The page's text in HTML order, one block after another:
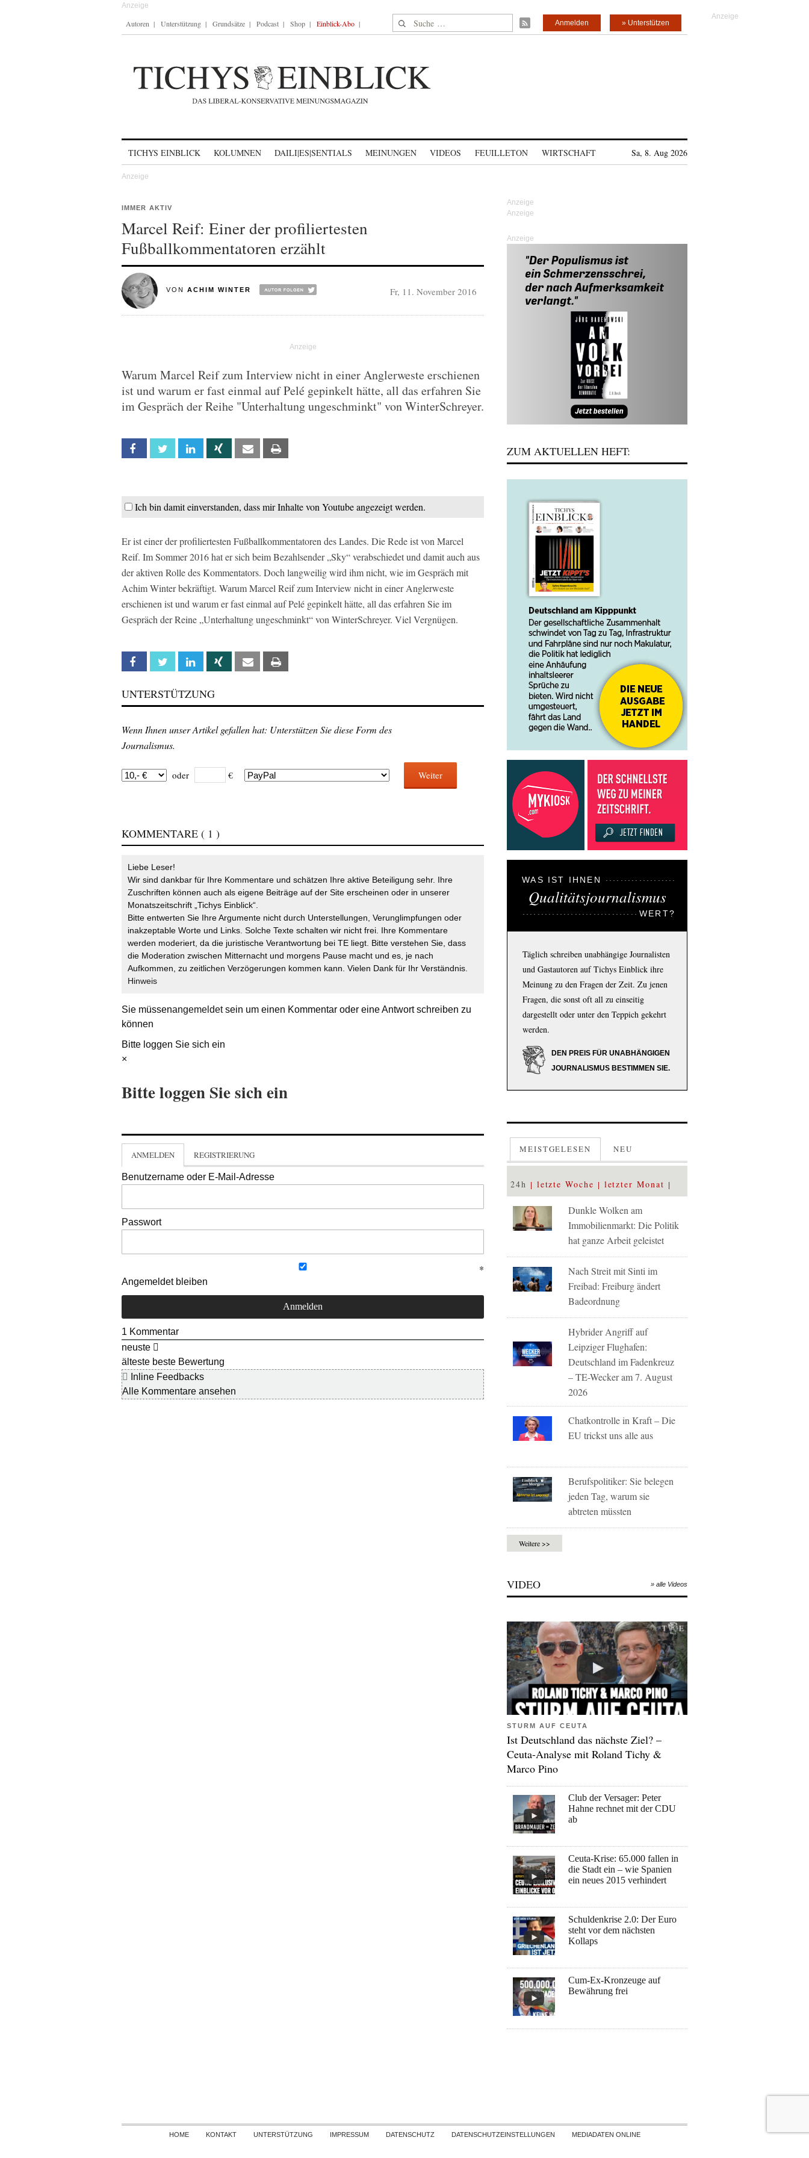
Autoren Unterstützung Grundsätze Podcast Shop Einblick-Abo Suche nach: » Unterstützen
Anmelden
TICHYS EINBLICK KOLUMNEN DAILI|ES|SENTIALS MEINUNGEN VIDEOS FEUILLETON WIRTSCHAFT Sa, 8. Aug 2026
IMMER AKTIV
Marcel Reif: Einer der profiliertesten
Fußballkommentatoren erzählt
VON ACHIM WINTER Fr, 11. November 2016
Warum Marcel Reif zum Interview nicht in einer Anglerweste erschienen
ist und warum er fast einmal auf Pelé gepinkelt hätte, all das erfahren Sie
im Gespräch der Reihe "Unterhaltung ungeschminkt" von WinterSchreyer.
Facebook Twitter Linkedin Xing Email
Ich bin damit einverstanden, dass mir Inhalte von Youtube angezeigt werden.
Er ist einer der profiliertesten Fußballkommentatoren des Landes. Die Rede ist von Marcel
Reif. Im Sommer 2016 hat er sich beim Bezahlsender „Sky“ verabschiedet und damit auch aus
der aktiven Rolle des Kommentators. Doch langweilig wird ihm nicht, wie im Gespräch mit
Achim Winter bekräftigt. Warum Marcel Reif zum Interview nicht in einer Anglerweste
erschienen ist und warum er fast einmal auf Pelé gepinkelt hätte, all das erfahren Sie im
Gespräch der Reine „Unterhaltung ungeschminkt“ von WinterSchreyer. Viel Vergnügen.
Facebook Twitter Linkedin Xing Email
UNTERSTÜTZUNG
Wenn Ihnen unser Artikel gefallen hat: Unterstützen Sie diese Form des
Journalismus.
oder € Weiter
KOMMENTARE ( 1 )
Liebe Leser!
Wir sind dankbar für Ihre Kommentare und schätzen Ihre aktive Beteiligung sehr. Ihre
Zuschriften können auch als eigene Beiträge auf der Site erscheinen oder in unserer
Monatszeitschrift „Tichys Einblick“.
Bitte entwerten Sie Ihre Argumente nicht durch Unterstellungen, Verunglimpfungen oder
inakzeptable Worte und Links. Solche Texte schalten wir nicht frei. Ihre Kommentare
werden moderiert, da die juristische Verantwortung bei TE liegt. Bitte verstehen Sie, dass
die Moderation zwischen Mitternacht und morgens Pause macht und es, je nach
Aufkommen, zu zeitlichen Verzögerungen kommen kann. Vielen Dank für Ihr Verständnis.
Hinweis
Sie müssenangemeldetsein um einen Kommentar oder eine Antwort schreiben zu
können
Bitte loggen Sie sich ein
×
Bitte loggen Sie sich ein
ANMELDEN REGISTRIERUNG
Benutzername oder E-Mail-Adresse
Passwort
Angemeldet bleiben
1 Kommentar
neuste
älteste beste Bewertung
Inline Feedbacks
Alle Kommentare ansehen
Anzeige
ZUM AKTUELLEN HEFT:
WAS IST IHNEN
Qualitätsjournalismus
WERT?
Täglich schreiben unabhängige Journalisten
und Gastautoren auf Tichys Einblick ihre
Meinung zu den Fragen der Zeit. Zu jenen
Fragen, die sonst oft all zu einseitig
dargestellt oder unter den Teppich gekehrt
werden.
DEN PREIS FÜR UNABHÄNGIGEN
JOURNALISMUS BESTIMMEN SIE.
MEISTGELESEN NEU
24h letzte Woche letzter Monat
Dunkle Wolken am
Immobilienmarkt: Die Politik
hat ganze Arbeit geleistet
Nach Streit mit Sinti im
Freibad: Freiburg ändert
Badeordnung
Hybrider Angriff auf
Leipziger Flughafen:
Deutschland im Fadenkreuz
– TE-Wecker am 7. August
2026
Chatkontrolle in Kraft – Die
EU trickst uns alle aus
Berufspolitiker: Sie belegen
jeden Tag, warum sie
abtreten müssten
Weitere >>
VIDEO » alle Videos
STURM AUF CEUTA
Ist Deutschland das nächste Ziel? –
Ceuta-Analyse mit Roland Tichy &
Marco Pino
Club der Versager: Peter
Hahne rechnet mit der CDU
ab
Ceuta-Krise: 65.000 fallen in
die Stadt ein – wie Spanien
ein neues 2015 verhindert
Schuldenkrise 2.0: Der Euro
steht vor dem nächsten
Kollaps
Cum-Ex-Kronzeuge auf
Bewährung frei
Skip to content
HOME KONTAKT UNTERSTÜTZUNG IMPRESSUM DATENSCHUTZ DATENSCHUTZEINSTELLUNGEN
MEDIADATEN ONLINE